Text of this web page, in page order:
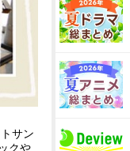
サン
ック